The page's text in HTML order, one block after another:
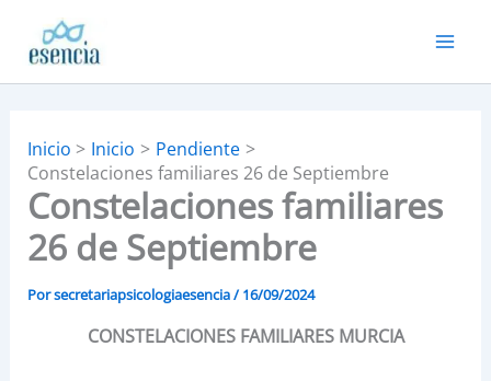
contenido
Inicio Inicio
Pendiente
Constelaciones familiares 26 de Septiembre
Constelaciones familiares
26 de Septiembre
Porsecretariapsicologiaesencia/16/09/2024
CONSTELACIONES FAMILIARES MURCIA